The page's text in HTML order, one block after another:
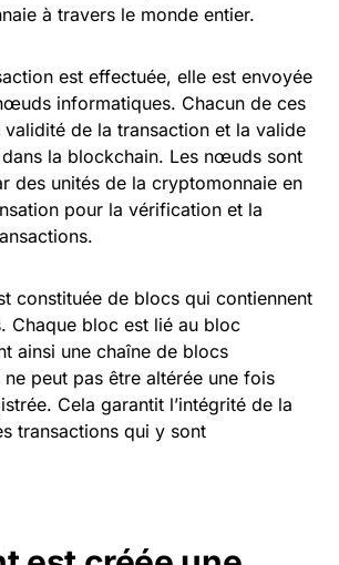
à travers le monde entier.
est effectuée, elle est envoyée
informatiques. Chacun de ces
de la transaction et la valide
dans la blockchain. Les nœuds sont
des unités de la cryptomonnaie en
pour la vérification et la
constituée de blocs qui contiennent
Chaque bloc est lié au bloc
ainsi une chaîne de blocs
peut pas être altérée une fois
Cela garantit l’intégrité de la
transactions qui y sont